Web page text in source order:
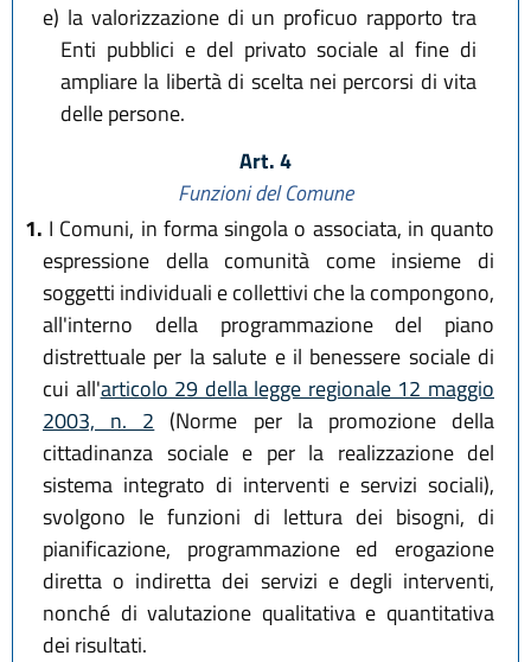
e) la valorizzazione di un proficuo rapporto tra
Enti pubblici e del privato sociale al fine di
ampliare la libertà di scelta nei percorsi di vita
delle persone.
Art. 4
Funzioni del Comune
1. I Comuni, in forma singola o associata, in quanto
espressione della comunità come insieme di
soggetti individuali e collettivi che la compongono,
all'interno della programmazione del piano
distrettuale per la salute e il benessere sociale di
cui all'articolo 29 della legge regionale 12 maggio
2003, n. 2 (Norme per la promozione della
cittadinanza sociale e per la realizzazione del
sistema integrato di interventi e servizi sociali),
svolgono le funzioni di lettura dei bisogni, di
pianificazione, programmazione ed erogazione
diretta o indiretta dei servizi e degli interventi,
nonché di valutazione qualitativa e quantitativa
dei risultati.